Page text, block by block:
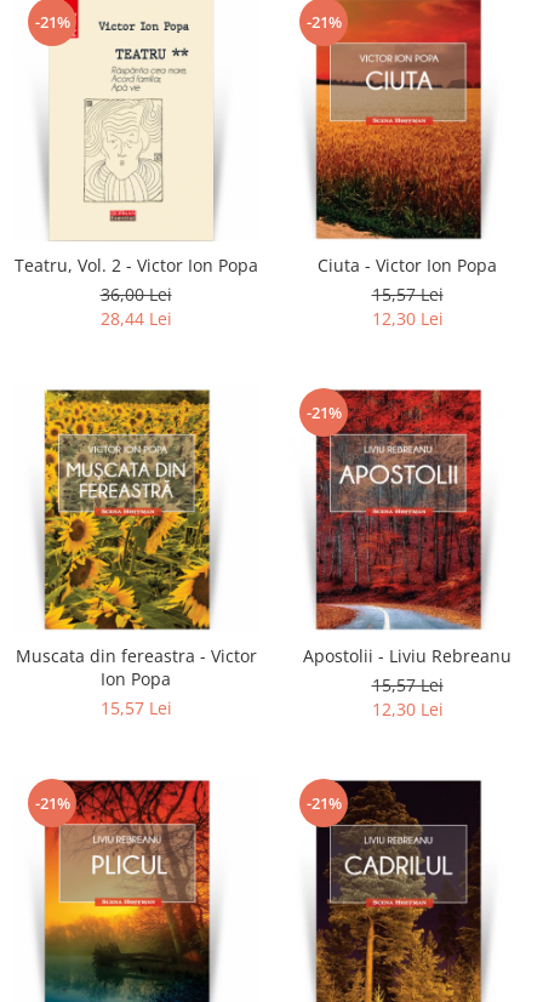
-21%
Teatru, Vol. 2 - Victor Ion Popa
36,00 Lei
28,44 Lei
-21%
Ciuta - Victor Ion Popa
15,57 Lei
12,30 Lei
Muscata din fereastra - Victor
Ion Popa
15,57 Lei
-21%
Apostolii - Liviu Rebreanu
15,57 Lei
12,30 Lei
-21% -21%